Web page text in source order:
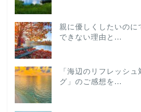
親に優しくしたいの
できない理由と...
「海辺のリフレッシ
グ」のご感想を...